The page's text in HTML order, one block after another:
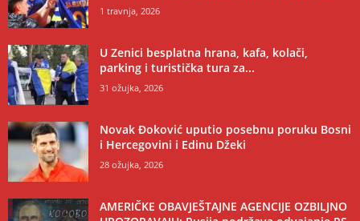
1 travnja, 2026
U Zenici besplatna hrana, kafa, kolači,
parking i turistička tura za...
31 ožujka, 2026
Novak Đoković uputio posebnu poruku Bosni
i Hercegovini i Edinu Džeki
28 ožujka, 2026
AMERIČKE OBAVJEŠTAJNE AGENCIJE OZBILJNO